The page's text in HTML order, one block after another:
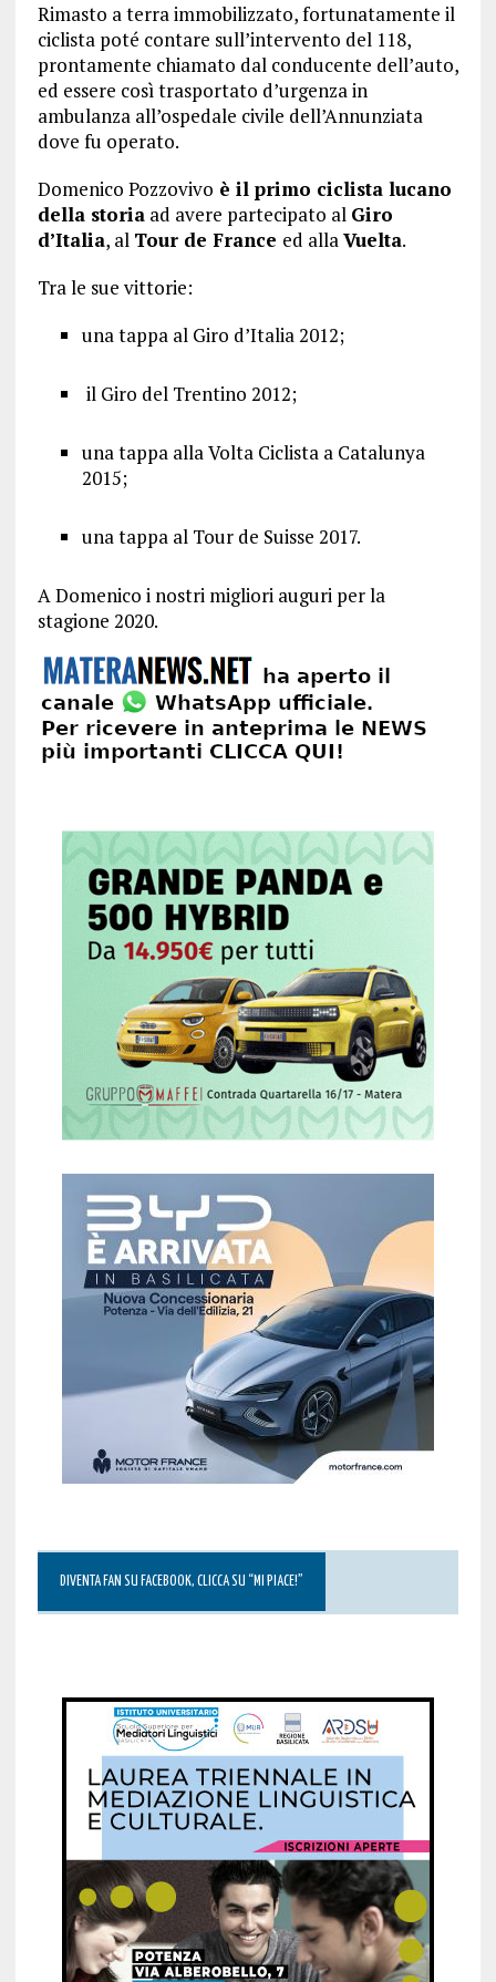
Rimasto a terra immobilizzato, fortunatamente il
ciclista poté contare sull’intervento del 118,
prontamente chiamato dal conducente dell’auto,
ed essere così trasportato d’urgenza in
ambulanza all’ospedale civile dell’Annunziata
dove fu operato.
Domenico Pozzovivo è il primo ciclista lucano
della storiaad avere partecipato al Giro
d’Italia, al Tour de France ed allaVuelta.
Tra le sue vittorie:
una tappa al Giro d’Italia 2012;
il Giro del Trentino 2012;
una tappa alla Volta Ciclista a Catalunya
2015;
una tappa al Tour de Suisse 2017.
A Domenico i nostri migliori auguri per la
stagione 2020.
DIVENTA FAN SU FACEBOOK, CLICCA SU “MI PIACE!”